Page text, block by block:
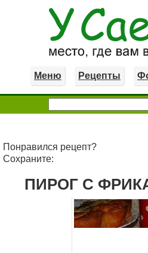
Меню Рецепты
Понравился рецепт?
Сохраните:
ПИРОГ С